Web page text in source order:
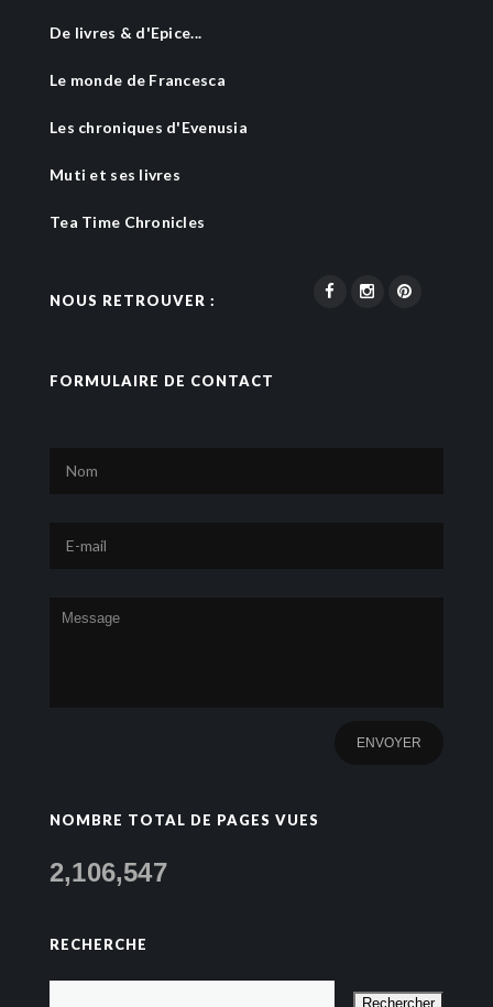
De livres & d'Epice...
Le monde de Francesca
Les chroniques d'Evenusia
Muti et ses livres
Tea Time Chronicles
NOUS RETROUVER :
FORMULAIRE DE CONTACT
NOMBRE TOTAL DE PAGES VUES
2,106,547
RECHERCHE